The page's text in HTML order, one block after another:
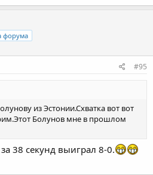
форума
#95
из Эстонии.Схватка вот вот
Болунов мне в прошлом
38 секунд выиграл 8-0.